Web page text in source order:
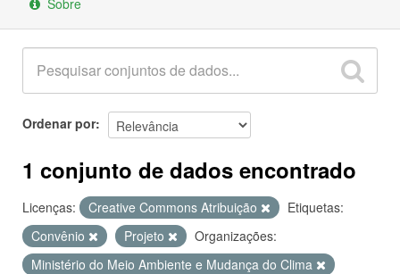
Sobre
Ordenar por
1 conjunto de dados encontrado
Licenças: Creative Commons Atribuição
Etiquetas:
Convênio
Projeto
Organizações:
Ministério do Meio Ambiente e Mudança do Clima